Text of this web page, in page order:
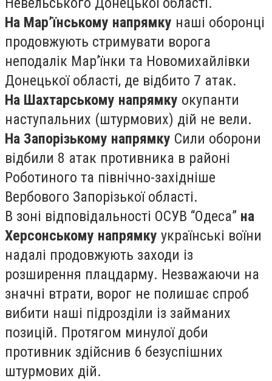
На Мар’їнському напрямку наші оборонці
продовжують стримувати ворога
неподалік Мар’їнки та Новомихайлівки
Донецької області, де відбито 7 атак.
На Шахтарському напрямку окупанти
наступальних (штурмових) дій не вели.
На Запорізькому напрямку Сили оборони
відбили 8 атак противника в районі
Роботиного та північно-західніше
Вербового Запорізької області.
В зоні відповідальності ОСУВ “Одеса” на
Херсонському напрямку українські воїни
надалі продовжують заходи із
розширення плацдарму. Незважаючи на
значні втрати, ворог не полишає спроб
вибити наші підрозділи із займаних
позицій. Протягом минулої доби
противник здійснив 6 безуспішних
штурмових дій.